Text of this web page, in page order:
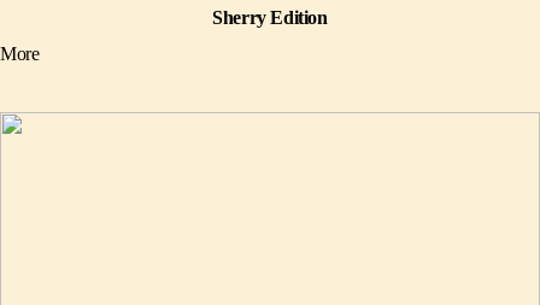
Sherry Edition
More